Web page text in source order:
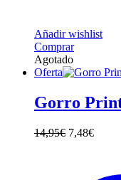
Añadir wishlist
ComprarEste
tiene
variantes.
Las
se
Agotado
Oferta
Gorro
14,95€ 7,48€